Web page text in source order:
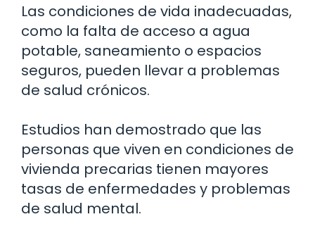
Las condiciones de vida inadecuadas,
como la falta de acceso a agua
potable, saneamiento o espacios
seguros, pueden llevar a problemas
de salud crónicos.
Estudios han demostrado que las
personas que viven en condiciones de
vivienda precarias tienen mayores
tasas de enfermedades y problemas
de salud mental.